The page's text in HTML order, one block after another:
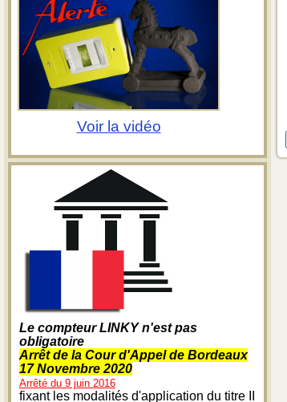
Voir la vidéo
Le compteur LINKY n'est pas
obligatoire
Arrêt de la Cour d'Appel de Bordeaux
17 Novembre 2020
Arrêté du 9 juin 2016
fixant les modalités d'application du titre II